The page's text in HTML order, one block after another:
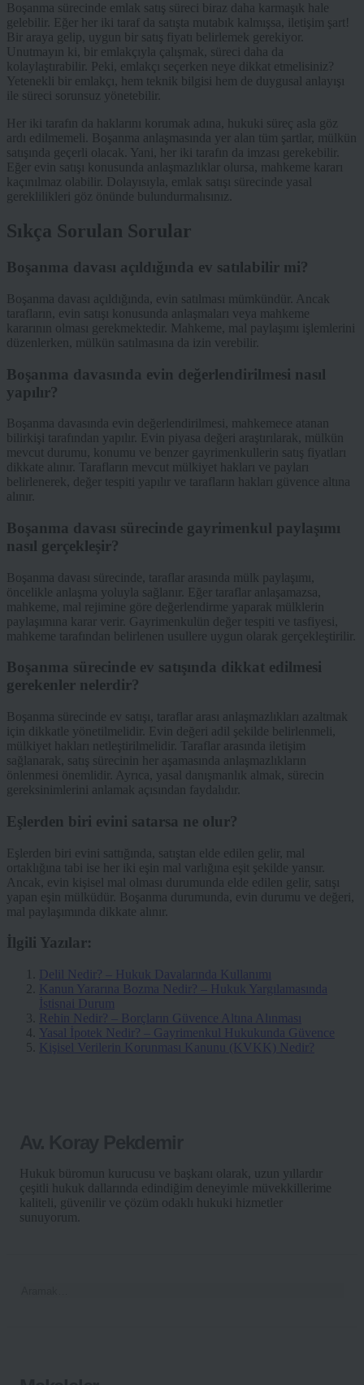
Boşanma sürecinde emlak satış süreci biraz daha karmaşık hale
gelebilir. Eğer her iki taraf da satışta mutabık kalmışsa, iletişim şart!
Bir araya gelip, uygun bir satış fiyatı belirlemek gerekiyor.
Unutmayın ki, bir emlakçıyla çalışmak, süreci daha da
kolaylaştırabilir. Peki, emlakçı seçerken neye dikkat etmelisiniz?
Yetenekli bir emlakçı, hem teknik bilgisi hem de duygusal anlayışı
ile süreci sorunsuz yönetebilir.
Her iki tarafın da haklarını korumak adına, hukuki süreç asla göz
ardı edilmemeli. Boşanma anlaşmasında yer alan tüm şartlar, mülkün
satışında geçerli olacak. Yani, her iki tarafın da imzası gerekebilir.
Eğer evin satışı konusunda anlaşmazlıklar olursa, mahkeme kararı
kaçınılmaz olabilir. Dolayısıyla, emlak satışı sürecinde yasal
gereklilikleri göz önünde bulundurmalısınız.
Sıkça Sorulan Sorular
Boşanma davası açıldığında ev satılabilir mi?
Boşanma davası açıldığında, evin satılması mümkündür. Ancak
tarafların, evin satışı konusunda anlaşmaları veya mahkeme
kararının olması gerekmektedir. Mahkeme, mal paylaşımı işlemlerini
düzenlerken, mülkün satılmasına da izin verebilir.
Boşanma davasında evin değerlendirilmesi nasıl
yapılır?
Boşanma davasında evin değerlendirilmesi, mahkemece atanan
bilirkişi tarafından yapılır. Evin piyasa değeri araştırılarak, mülkün
mevcut durumu, konumu ve benzer gayrimenkullerin satış fiyatları
dikkate alınır. Tarafların mevcut mülkiyet hakları ve payları
belirlenerek, değer tespiti yapılır ve tarafların hakları güvence altına
alınır.
Boşanma davası sürecinde gayrimenkul paylaşımı
nasıl gerçekleşir?
Boşanma davası sürecinde, taraflar arasında mülk paylaşımı,
öncelikle anlaşma yoluyla sağlanır. Eğer taraflar anlaşamazsa,
mahkeme, mal rejimine göre değerlendirme yaparak mülklerin
paylaşımına karar verir. Gayrimenkulün değer tespiti ve tasfiyesi,
mahkeme tarafından belirlenen usullere uygun olarak gerçekleştirilir.
Boşanma sürecinde ev satışında dikkat edilmesi
gerekenler nelerdir?
Boşanma sürecinde ev satışı, taraflar arası anlaşmazlıkları azaltmak
için dikkatle yönetilmelidir. Evin değeri adil şekilde belirlenmeli,
mülkiyet hakları netleştirilmelidir. Taraflar arasında iletişim
sağlanarak, satış sürecinin her aşamasında anlaşmazlıkların
önlenmesi önemlidir. Ayrıca, yasal danışmanlık almak, sürecin
gereksinimlerini anlamak açısından faydalıdır.
Eşlerden biri evini satarsa ne olur?
Eşlerden biri evini sattığında, satıştan elde edilen gelir, mal
ortaklığına tabi ise her iki eşin mal varlığına eşit şekilde yansır.
Ancak, evin kişisel mal olması durumunda elde edilen gelir, satışı
yapan eşin mülküdür. Boşanma durumunda, evin durumu ve değeri,
mal paylaşımında dikkate alınır.
İlgili Yazılar:
Delil Nedir? – Hukuk Davalarında Kullanımı
Kanun Yararına Bozma Nedir? – Hukuk Yargılamasında
İstisnai Durum
Rehin Nedir? – Borçların Güvence Altına Alınması
Yasal İpotek Nedir? – Gayrimenkul Hukukunda Güvence
Kişisel Verilerin Korunması Kanunu (KVKK) Nedir?
Hukuk büromun kurucusu ve başkanı olarak, uzun yıllardır
çeşitli hukuk dallarında edindiğim deneyimle müvekkillerime
kaliteli, güvenilir ve çözüm odaklı hukuki hizmetler
sunuyorum.